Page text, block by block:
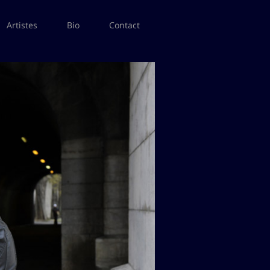
Artistes Bio Contact